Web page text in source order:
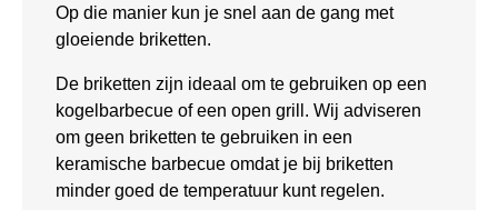
Op die manier kun je snel aan de gang met
gloeiende briketten.
De briketten zijn ideaal om te gebruiken op een
kogelbarbecue of een open grill. Wij adviseren
om geen briketten te gebruiken in een
keramische barbecue omdat je bij briketten
minder goed de temperatuur kunt regelen.